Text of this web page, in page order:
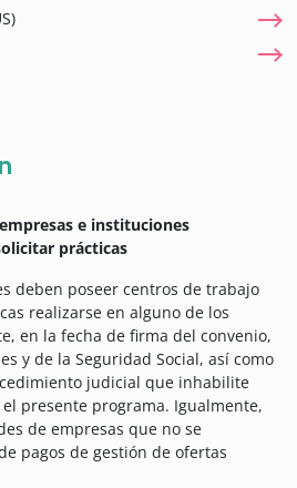
e instituciones
prácticas
deben poseer centros de trabajo
realizarse en alguno de los
en la fecha de firma del convenio,
y de la Seguridad Social, así como
judicial que inhabilite
presente programa. Igualmente,
de empresas que no se
pagos de gestión de ofertas